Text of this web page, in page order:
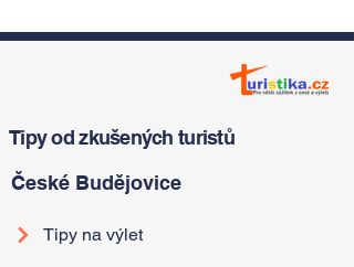
Tipy od zkušených turistů
České Budějovice
Tipy na výlet